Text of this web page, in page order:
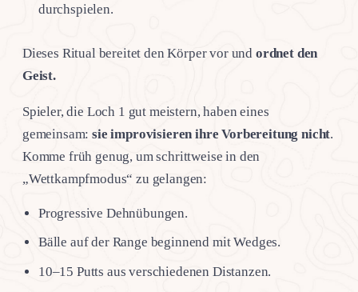
durchspielen.
Dieses Ritual bereitet den Körper vor und ordnet den
Geist.
Spieler, die Loch 1 gut meistern, haben eines
gemeinsam:sie improvisieren ihre Vorbereitung nicht.
Komme früh genug, um schrittweise in den
„Wettkampfmodus“ zu gelangen:
Progressive Dehnübungen.
Bälle auf der Range beginnend mit Wedges.
10–15 Putts aus verschiedenen Distanzen.